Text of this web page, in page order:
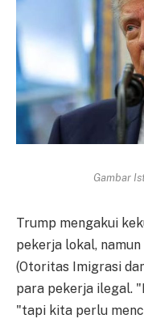
Gambar
Trump mengakui
pekerja lokal,
(Otoritas Imigrasi
para pekerja ilegal.
"tapi kita perlu